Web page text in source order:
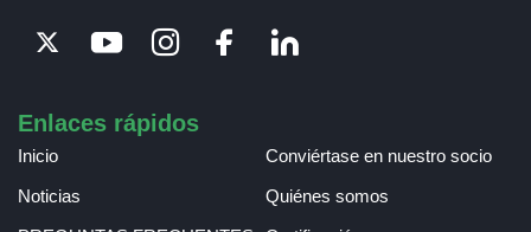
Enlaces rápidos
Inicio
Conviértase en nuestro socio
Noticias
Quiénes somos